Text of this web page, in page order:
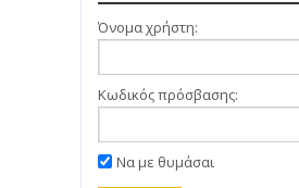
Όνομα χρήστη:
Κωδικός πρόσβασης:
Να με θυμάσαι